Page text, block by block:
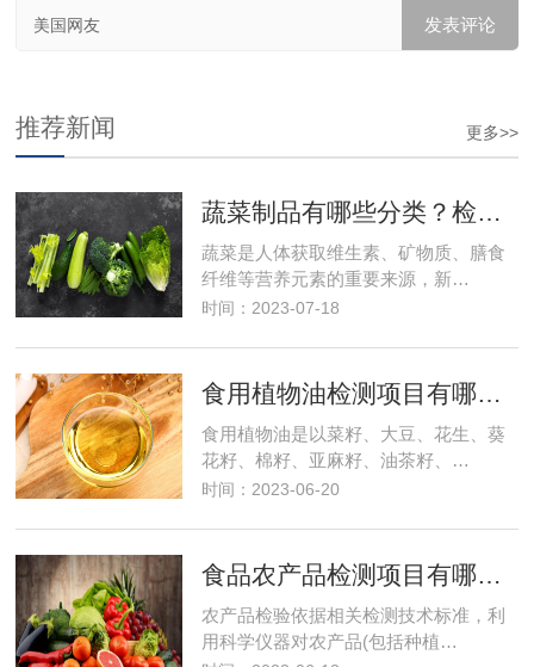
美国网友
更多>>
推荐新闻
蔬菜制品有哪些分类？检测项目有哪些？食品检测
蔬菜是人体获取维生素、矿物质、膳食
纤维等营养元素的重要来源，新…
时间：2023-07-18
食用植物油检测项目有哪些？需要多少钱？
食用植物油是以菜籽、大豆、花生、葵
花籽、棉籽、亚麻籽、油茶籽、…
时间：2023-06-20
食品农产品检测项目有哪些及费用
农产品检验依据相关检测技术标准，利
用科学仪器对农产品(包括种植…